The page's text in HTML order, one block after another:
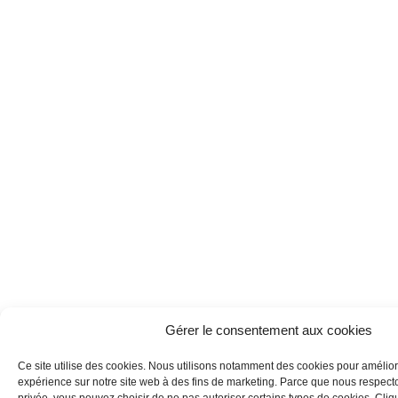
Gérer le consentement aux cookies
Ce site utilise des cookies. Nous utilisons notamment des cookies pour
expérience sur notre site web à des fins de marketing. Parce que nous